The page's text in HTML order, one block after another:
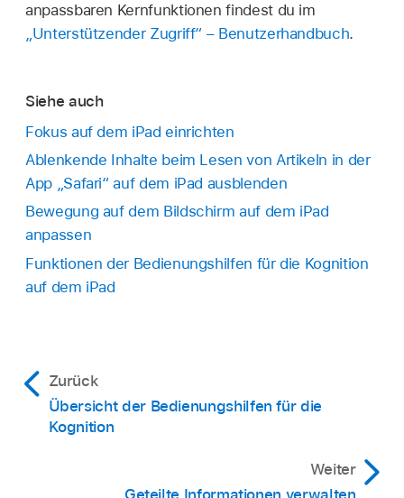
anpassbaren Kernfunktionen findest du im
„Unterstützender Zugriff“ – Benutzerhandbuch.
Siehe auch
Fokus auf dem iPad einrichten
Ablenkende Inhalte beim Lesen von Artikeln in der
App „Safari“ auf dem iPad ausblenden
Bewegung auf dem Bildschirm auf dem iPad
anpassen
Funktionen der Bedienungshilfen für die Kognition
auf dem iPad
Zurück
Übersicht der Bedienungshilfen für die
Kognition
Weiter
Geteilte Informationen verwalten